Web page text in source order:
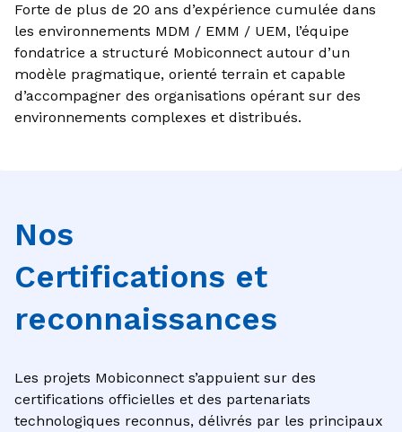
Forte de plus de 20 ans d’expérience cumulée dans
les environnements MDM / EMM / UEM, l’équipe
fondatrice a structuré Mobiconnect autour d’un
modèle pragmatique, orienté terrain et capable
d’accompagner des organisations opérant sur des
environnements complexes et distribués.
Nos
Certifications et
reconnaissances​
Les projets Mobiconnect s’appuient sur des
certifications officielles et des partenariats
technologiques reconnus, délivrés par les principaux